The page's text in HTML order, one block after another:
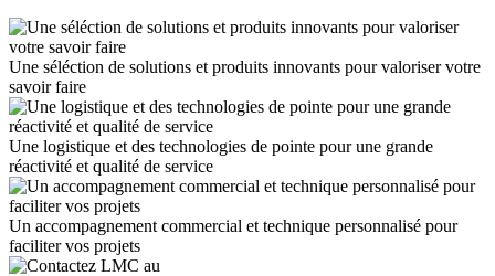
Une séléction de solutions et produits innovants pour valoriser votre
savoir faire
Une logistique et des technologies de pointe pour une grande
réactivité et qualité de service
Un accompagnement commercial et technique personnalisé pour
faciliter vos projets